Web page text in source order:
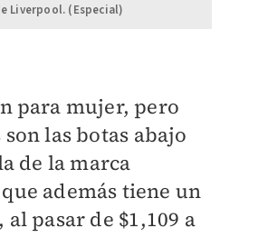
Liverpool. (Especial)
para mujer, pero
las botas abajo
de la marca
además tiene un
al pasar de $1,109 a